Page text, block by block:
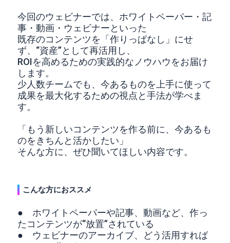
今回のウェビナーでは、ホワイトペーパー・記
事・動画・ウェビナーといった
既存のコンテンツを「作りっぱなし」にせ
ず、“資産”として再活用し、
ROIを高めるための実践的なノウハウをお届け
します。
少人数チームでも、今あるものを上手に使って
成果を最大化するための視点と手法が学べま
す。
「もう新しいコンテンツを作る前に、今あるも
のをきちんと活かしたい」
そんな方に、ぜひ聞いてほしい内容です。
こんな方におススメ
● ホワイトペーパーや記事、動画など、作っ
たコンテンツが“放置”されている
● ウェビナーのアーカイブ、どう活用すれば